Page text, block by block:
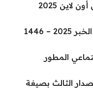
2025
1446
المطور
الثالث بصيغة